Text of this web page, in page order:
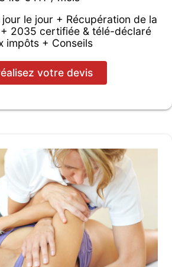
le jour + Récupération de la
2035 certifiée & télé-déclaré
impôts + Conseils
votre devis